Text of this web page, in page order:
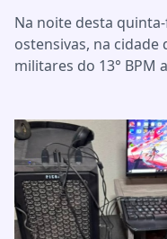
Na noite desta
ostensivas, na cidade
militares do 13° BPM